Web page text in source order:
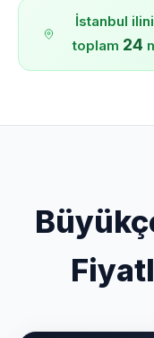
İstanbul
toplam 24